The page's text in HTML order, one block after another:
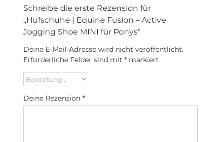
Schreibe die erste Rezension für
„Hufschuhe | Equine Fusion – Active
Jogging Shoe MINI für Ponys“
Deine E-Mail-Adresse wird nicht veröffentlicht.
Erforderliche Felder sind mit *markiert
Deine Rezension *